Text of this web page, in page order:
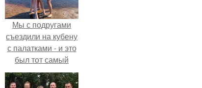
Мы с подругами
съездили на кубену
с палатками - и это
был тот самый
отдых, после
которого долго